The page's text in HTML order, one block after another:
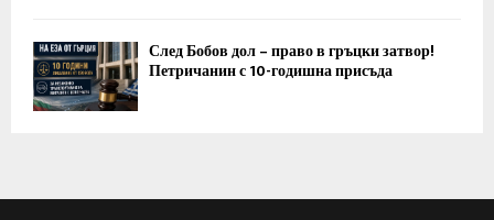
След Бобов дол – право в гръцки затвор!
Петричанин с 10-годишна присъда